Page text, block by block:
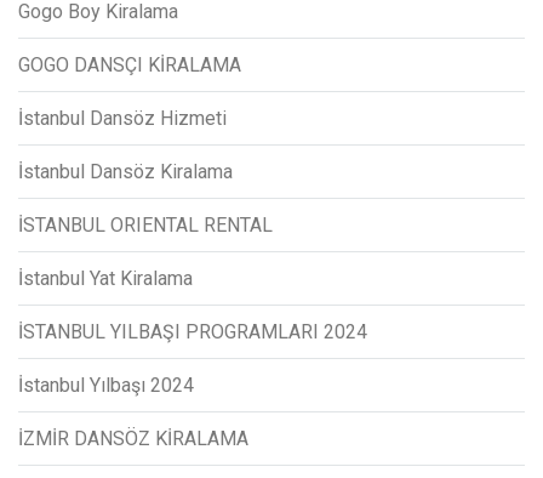
Gogo Boy Kiralama
GOGO DANSÇI KİRALAMA
İstanbul Dansöz Hizmeti
İstanbul Dansöz Kiralama
İSTANBUL ORIENTAL RENTAL
İstanbul Yat Kiralama
İSTANBUL YILBAŞI PROGRAMLARI 2024
İstanbul Yılbaşı 2024
İZMİR DANSÖZ KİRALAMA